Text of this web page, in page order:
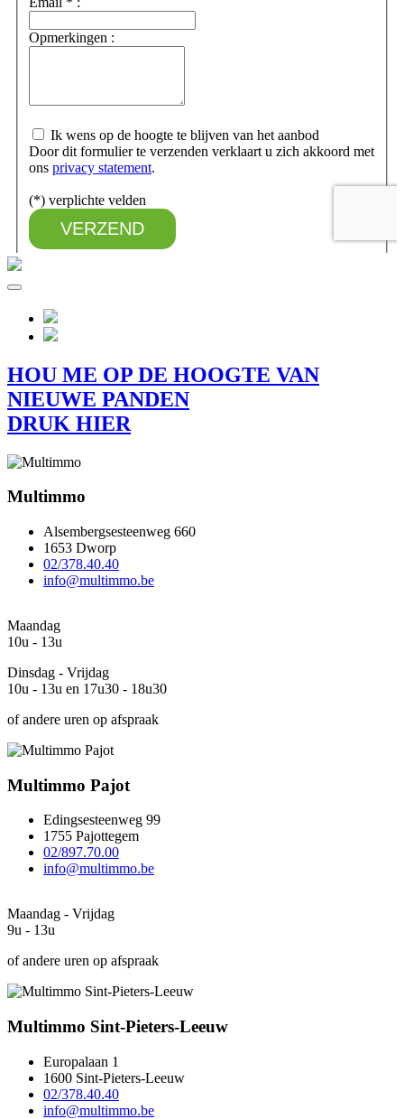
HOU ME OP DE HOOGTE VAN
NIEUWE PANDEN
DRUK HIER
Multimmo
Alsembergsesteenweg 660
1653 Dworp
02/378.40.40
info@multimmo.be
Maandag
10u - 13u
Dinsdag - Vrijdag
10u - 13u en 17u30 - 18u30
of andere uren op afspraak
Multimmo Pajot
Edingsesteenweg 99
1755 Pajottegem
02/897.70.00
info@multimmo.be
Maandag - Vrijdag
9u - 13u
of andere uren op afspraak
Multimmo Sint-Pieters-Leeuw
Europalaan 1
1600 Sint-Pieters-Leeuw
02/378.40.40
info@multimmo.be